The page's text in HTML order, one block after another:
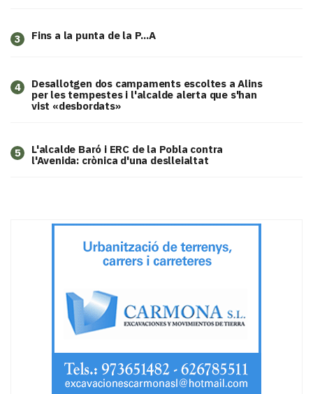
3 Fins a la punta de la P...A
4
​Desallotgen dos campaments escoltes a Alins
per les tempestes i l'alcalde alerta que s'han
vist «desbordats»
5
L'alcalde Baró i ERC de la Pobla contra
l'Avenida: crònica d'una deslleialtat